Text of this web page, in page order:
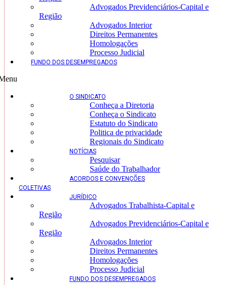
Advogados Previdenciários-Capital e
Região
Advogados Interior
Direitos Permanentes
Homologações
Processo Judicial
FUNDO DOS DESEMPREGADOS
O SINDICATO
Conheça a Diretoria
Conheça o Sindicato
Estatuto do Sindicato
Politica de privacidade
Regionais do Sindicato
NOTÍCIAS
Pesquisar
Saúde do Trabalhador
ACORDOS E CONVENÇÕES
COLETIVAS
JURÍDICO
Advogados Trabalhista-Capital e
Região
Advogados Previdenciários-Capital e
Região
Advogados Interior
Direitos Permanentes
Homologações
Processo Judicial
FUNDO DOS DESEMPREGADOS